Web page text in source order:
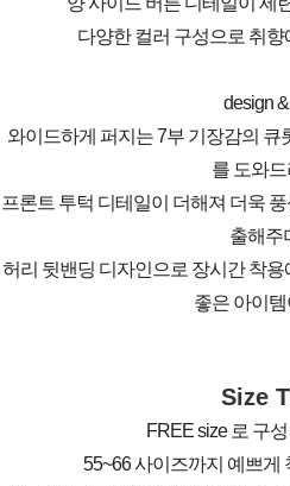
다양한 컬러 구성으로 취
design
와이드하게 퍼지는 7부 기장감의 큐
를 도와
프론트 투턱 디테일이 더해져 더욱
출해주
허리 뒷밴딩 디자인으로 장시간 착용
좋은 아이
Size
FREE size 로 구
55~66 사이즈까지 예쁘게